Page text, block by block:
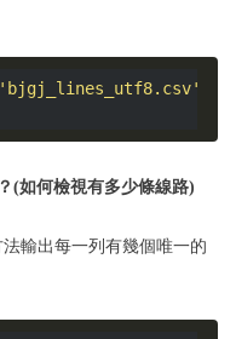
'bjgj_lines_utf8.csv'
(如何檢視有多少條線路)
法輸出每一列有幾個唯一的